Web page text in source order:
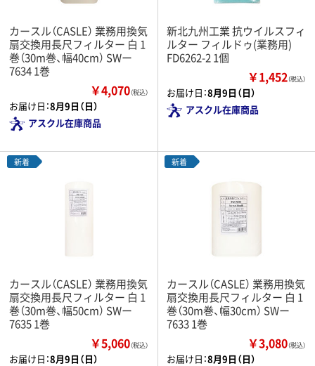
カースル（CASLE） 業務用換気
扇交換用長尺フィルター 白 1
巻（30m巻、幅40cm） SWー
7634 1巻
￥4,070（税込）
お届け日：8月9日（日）
アスクル在庫商品
新北九州工業 抗ウイルスフィ
ルター フィルドゥ(業務用)
FD6262-2 1個
￥1,452（税込）
お届け日：8月9日（日）
アスクル在庫商品
新着
カースル（CASLE） 業務用換気
扇交換用長尺フィルター 白 1
巻（30m巻、幅50cm） SWー
7635 1巻
￥5,060（税込）
お届け日：8月9日（日）
新着
カースル（CASLE） 業務用換気
扇交換用長尺フィルター 白 1
巻（30m巻、幅30cm） SWー
7633 1巻
￥3,080（税込）
お届け日：8月9日（日）